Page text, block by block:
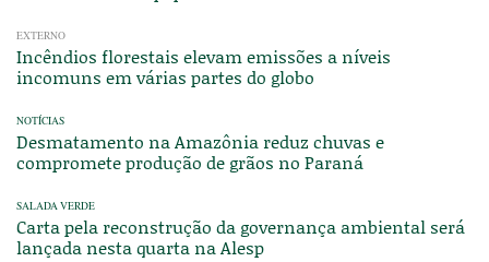
EXTERNO
Incêndios florestais elevam emissões a níveis
incomuns em várias partes do globo
NOTÍCIAS
Desmatamento na Amazônia reduz chuvas e
compromete produção de grãos no Paraná
SALADA VERDE
Carta pela reconstrução da governança ambiental será
lançada nesta quarta na Alesp